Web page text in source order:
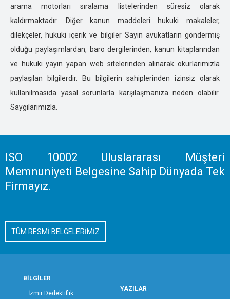
IĞDIR ÖZEL DEDEKTİFLİK
İSTANBUL ÖZEL DEDEKTİFLİK
İZMİR ÖZEL DEDEKTİFLİK
KARS ÖZEL DEDEKTİFLİK
KASTOMONU ÖZEL DEDEKTİFLİK
KARAMAN ÖZEL DEDEKTİFLİK
KARABÜK ÖZEL DEDEKTİFLİK
KAHRAMANMARAŞ ÖZEL DEDEKTİFLİK
KIRIKKALE ÖZEL DEDEKTİFLİK
KIRŞEHİR ÖZEL DEDEKTİFLİK
KOCAELİ ÖZEL DEDEKTİFLİK
KİLİS ÖZEL DEDEKTİFLİK
MALATYA ÖZEL DEDEKTİFLİK
MARDİN ÖZEL DEDEKTİFLİK
arama motorları sıralama listelerinden süresiz olarak
kaldırmaktadır. Diğer kanun maddeleri hukuki makaleler,
dilekçeler, hukuki içerik ve bilgiler Sayın avukatların göndermiş
olduğu paylaşımlardan, baro dergilerinden, kanun kitaplarından
ve hukuki yayın yapan web sitelerinden alınarak okurlarımızla
paylaşılan bilgilerdir. Bu bilgilerin sahiplerinden izinsiz olarak
kullanılmasıda yasal sorunlarla karşılaşmanıza neden olabilir.
Saygılarımızla.
ISO 10002 Uluslararası Müşteri
Memnuniyeti Belgesine Sahip Dünyada Tek
Firmayız.
TÜM RESMİ BELGELERİMİZ
BİLGİLER
İzmir Dedektiflik
YAZILAR